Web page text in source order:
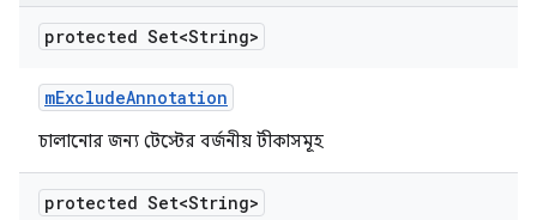
protected Set<String>
mExcludeAnnotation
চালানোর জন্য টেস্টের বর্জনীয় টীকাসমূহ
protected Set<String>